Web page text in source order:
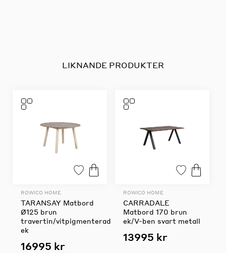
LIKNANDE PRODUKTER
ROWICO HOME
TARANSAY Matbord
Ø125 brun
travertin/vitpigmenterad
ek
16995 kr
ROWICO HOME
CARRADALE
Matbord 170 brun
ek/V-ben svart metall
13995 kr